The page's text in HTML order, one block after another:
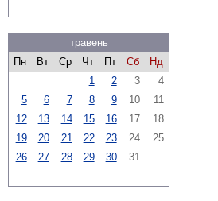
травень
Пн
Вт Ср Чт Пт Сб
Нд
1
2 3
4
5
6 7 8 9 10
11
12
13 14 15 16 17
18
19
20 21 22 23 24
25
26
27 28 29 30 31